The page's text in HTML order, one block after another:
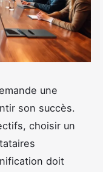
une
son succès.
choisir un
doit